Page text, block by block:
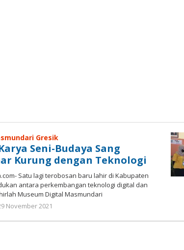
Gresik
Seni-Budaya Sang
Kurung dengan Teknologi
Satu lagi terobosan baru lahir di Kabupaten
antara perkembangan teknologi digital dan
Museum Digital Masmundari
November 2021
Niswah